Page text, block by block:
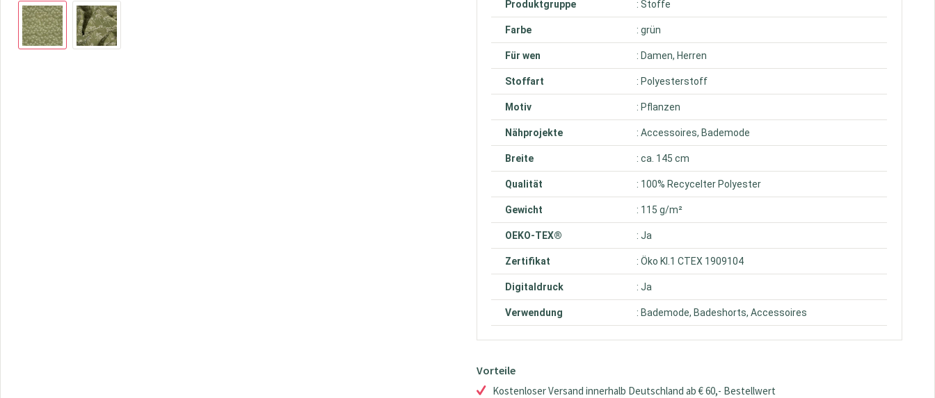
Produktgruppe : Stoffe
Farbe : grün
Für wen : Damen, Herren
Stoffart : Polyesterstoff
Motiv : Pflanzen
Nähprojekte : Accessoires, Bademode
Breite : ca. 145 cm
Qualität : 100% Recycelter Polyester
Gewicht : 115 g/m²
OEKO-TEX® : Ja
Zertifikat : Öko Kl.1 CTEX 1909104
Digitaldruck : Ja
Verwendung : Bademode, Badeshorts, Accessoires
Vorteile
Kostenloser Versand innerhalb Deutschland ab € 60,- Bestellwert